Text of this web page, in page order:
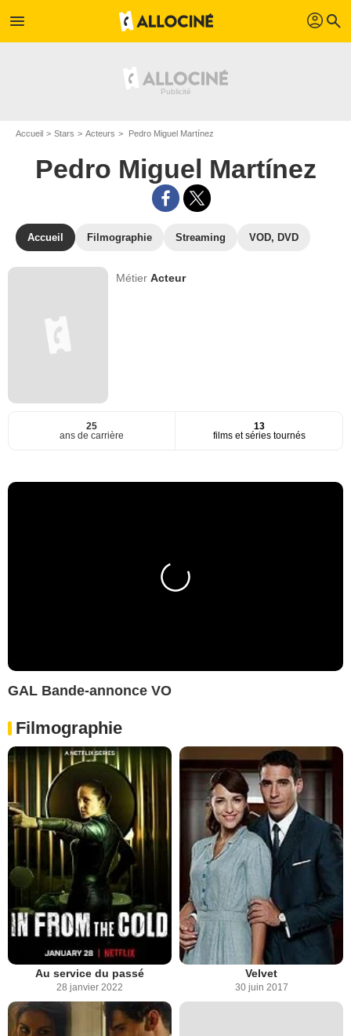
menu profil search
Accueil Stars Acteurs Pedro Miguel Martínez
Pedro Miguel Martínez
Accueil Filmographie Streaming VOD, DVD
MétierActeur
25
ans de carrière
13
films et séries tournés
GAL Bande-annonce VO
Filmographie
Au service du passé
28 janvier 2022
Velvet
30 juin 2017